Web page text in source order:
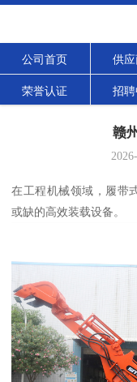
公司首页 供
荣誉认证 招
赣
在工程机械领域，履带
或缺的高效装载设备。